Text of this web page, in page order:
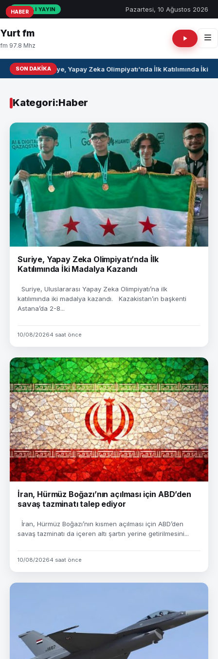
CANLI YAYIN Pazartesi, 10 Ağustos 2026
Yurt fm
fm 97.8 Mhz
SON DAKIKASuriye, Yapay Zeka Olimpiyatı’nda İlk Katılımında İki
Kategori:Haber
HABER
Suriye, Yapay Zeka Olimpiyatı’nda İlk
Katılımında İki Madalya Kazandı
Suriye, Uluslararası Yapay Zeka Olimpiyatı’na ilk
katılımında iki madalya kazandı. Kazakistan’ın başkenti
Astana’da 2-8...
10/08/20264 saat önce
HABER
İran, Hürmüz Boğazı’nın açılması için ABD’den
savaş tazminatı talep ediyor
İran, Hürmüz Boğazı’nın kısmen açılması için ABD’den
savaş tazminatı da içeren altı şartın yerine getirilmesini...
10/08/20264 saat önce
HABER
HABER
HABER
HABER
HABER
HABER
HABER
HABER